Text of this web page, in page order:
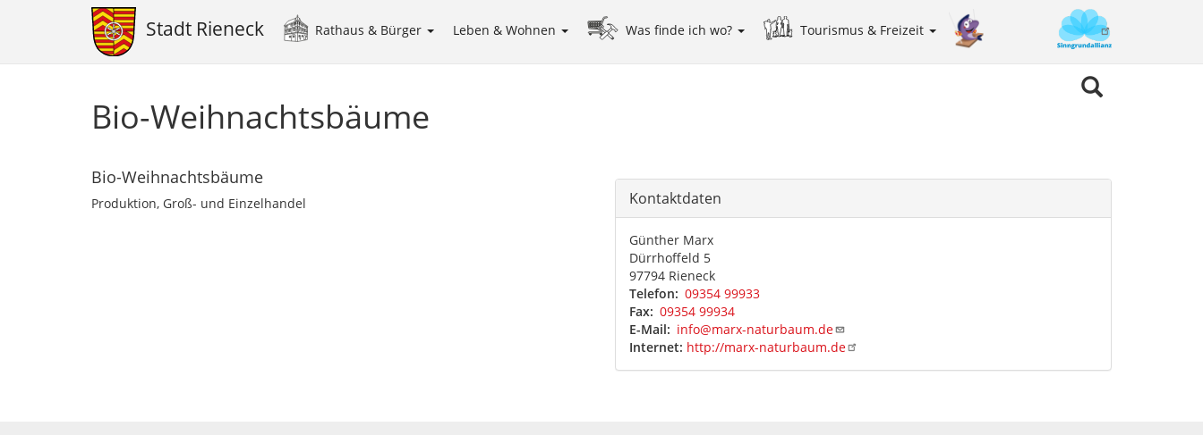
Stadt Rieneck
Main
navigation
Rathaus & Bürger Leben & Wohnen Was finde ich wo? Tourismus & Freizeit
Meta
navigation
Sinngrundallianz
Bio-Weihnachtsbäume
Bio-Weihnachtsbäume
Produktion, Groß- und Einzelhandel Kontaktdaten
Günther Marx
Dürrhoffeld 5
97794 Rieneck
Telefon
09354 99933
Fax 09354 99934
E-Mail
info@marx-naturbaum.de
Internet: http://marx-naturbaum.de